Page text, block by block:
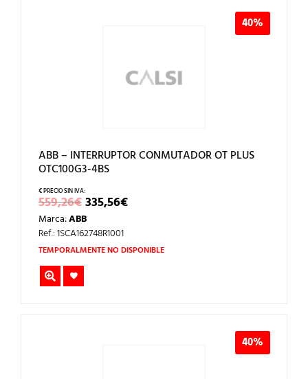
40%
ABB – INTERRUPTOR CONMUTADOR OT PLUS
OTC100G3-4BS
559,26€EL
PRECIO
ORIGINAL
ERA:
559,26€.
335,56€EL
PRECIO
335,56€.
Marca:ABB
Ref.: 1SCA162748R1001
TEMPORALMENTE NO DISPONIBLE
40%